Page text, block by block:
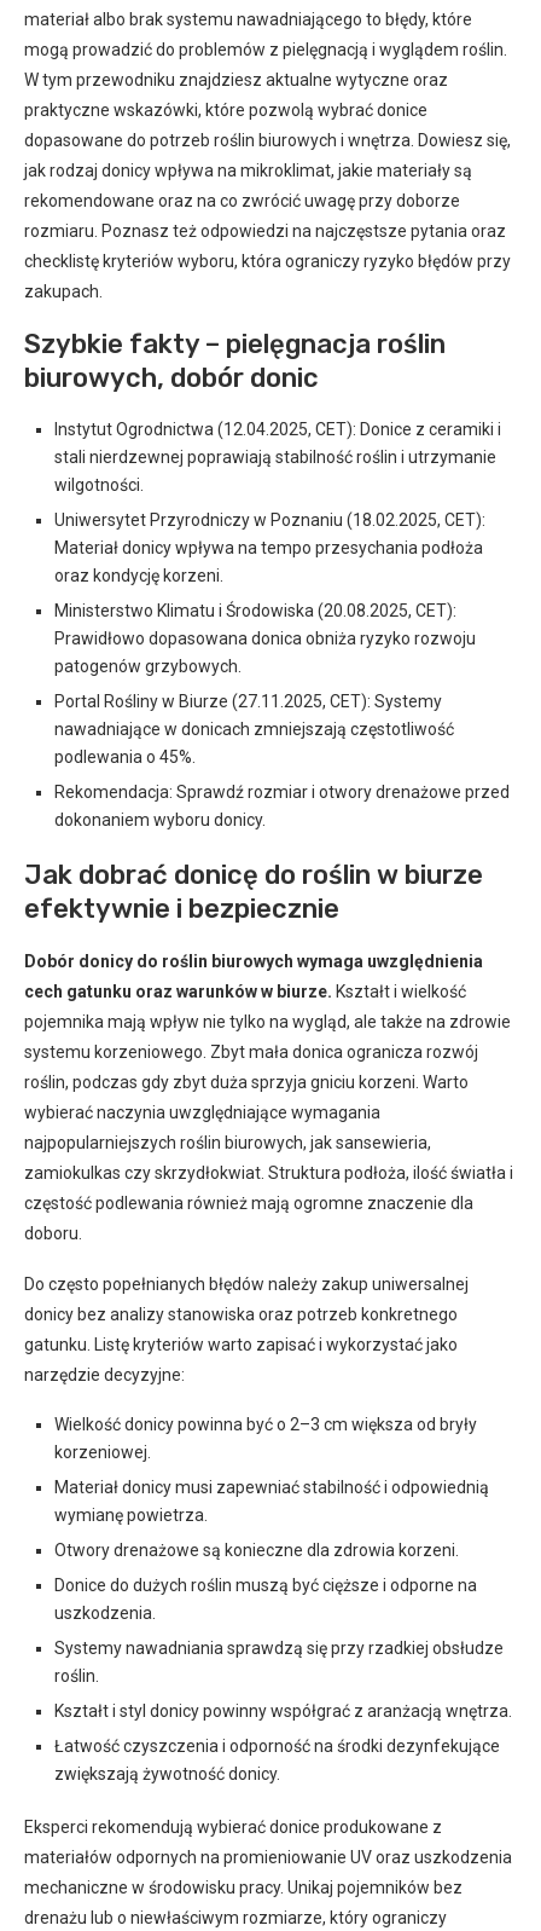
materiał albo brak systemu nawadniającego to błędy, które
mogą prowadzić do problemów z pielęgnacją i wyglądem roślin.
W tym przewodniku znajdziesz aktualne wytyczne oraz
praktyczne wskazówki, które pozwolą wybrać donice
dopasowane do potrzeb roślin biurowych i wnętrza. Dowiesz się,
jak rodzaj donicy wpływa na mikroklimat, jakie materiały są
rekomendowane oraz na co zwrócić uwagę przy doborze
rozmiaru. Poznasz też odpowiedzi na najczęstsze pytania oraz
checklistę kryteriów wyboru, która ograniczy ryzyko błędów przy
zakupach.
Szybkie fakty – pielęgnacja roślin
biurowych, dobór donic
Instytut Ogrodnictwa (12.04.2025, CET): Donice z ceramiki i
stali nierdzewnej poprawiają stabilność roślin i utrzymanie
wilgotności.
Uniwersytet Przyrodniczy w Poznaniu (18.02.2025, CET):
Materiał donicy wpływa na tempo przesychania podłoża
oraz kondycję korzeni.
Ministerstwo Klimatu i Środowiska (20.08.2025, CET):
Prawidłowo dopasowana donica obniża ryzyko rozwoju
patogenów grzybowych.
Portal Rośliny w Biurze (27.11.2025, CET): Systemy
nawadniające w donicach zmniejszają częstotliwość
podlewania o 45%.
Rekomendacja: Sprawdź rozmiar i otwory drenażowe przed
dokonaniem wyboru donicy.
Jak dobrać donicę do roślin w biurze
efektywnie i bezpiecznie
Dobór donicy do roślin biurowych wymaga uwzględnienia
cech gatunku oraz warunków w biurze. Kształt i wielkość
pojemnika mają wpływ nie tylko na wygląd, ale także na zdrowie
systemu korzeniowego. Zbyt mała donica ogranicza rozwój
roślin, podczas gdy zbyt duża sprzyja gniciu korzeni. Warto
wybierać naczynia uwzględniające wymagania
najpopularniejszych roślin biurowych, jak sansewieria,
zamiokulkas czy skrzydłokwiat. Struktura podłoża, ilość światła i
częstość podlewania również mają ogromne znaczenie dla
doboru.
Do często popełnianych błędów należy zakup uniwersalnej
donicy bez analizy stanowiska oraz potrzeb konkretnego
gatunku. Listę kryteriów warto zapisać i wykorzystać jako
narzędzie decyzyjne:
Wielkość donicy powinna być o 2–3 cm większa od bryły
korzeniowej.
Materiał donicy musi zapewniać stabilność i odpowiednią
wymianę powietrza.
Otwory drenażowe są konieczne dla zdrowia korzeni.
Donice do dużych roślin muszą być cięższe i odporne na
uszkodzenia.
Systemy nawadniania sprawdzą się przy rzadkiej obsłudze
roślin.
Kształt i styl donicy powinny współgrać z aranżacją wnętrza.
Łatwość czyszczenia i odporność na środki dezynfekujące
zwiększają żywotność donicy.
Eksperci rekomendują wybierać donice produkowane z
materiałów odpornych na promieniowanie UV oraz uszkodzenia
mechaniczne w środowisku pracy. Unikaj pojemników bez
drenażu lub o niewłaściwym rozmiarze, który ograniczy